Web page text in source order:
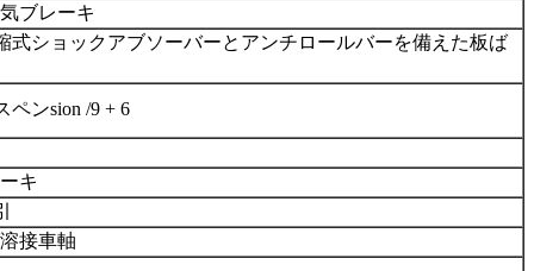
ブレーキ
式ショックアブソーバーとアンチロールバーを備えた板ば
ペンsion /9 + 6
キ
接車軸